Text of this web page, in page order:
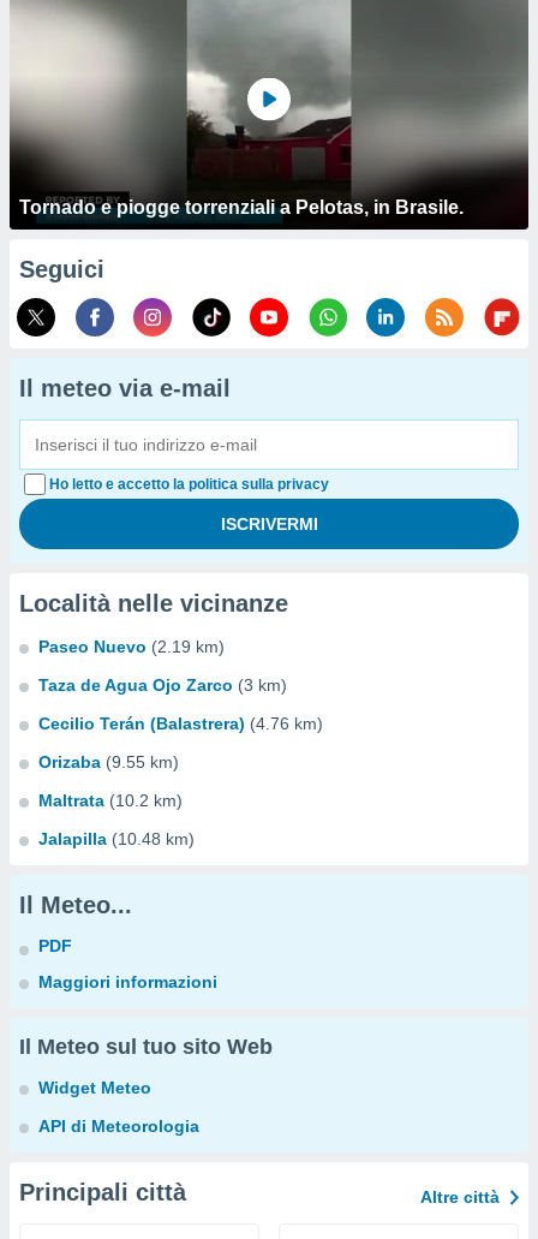
Tornado e piogge torrenziali a Pelotas, in Brasile.
Seguici
Il meteo via e-mail
Ho letto e accetto la politica sulla privacy
Località nelle vicinanze
Paseo Nuevo (2.19 km)
Taza de Agua Ojo Zarco (3 km)
Cecilio Terán (Balastrera) (4.76 km)
Orizaba (9.55 km)
Maltrata (10.2 km)
Jalapilla (10.48 km)
Il Meteo...
PDF
Maggiori informazioni
Il Meteo sul tuo sito Web
Widget Meteo
API di Meteorologia
Principali città Altre città